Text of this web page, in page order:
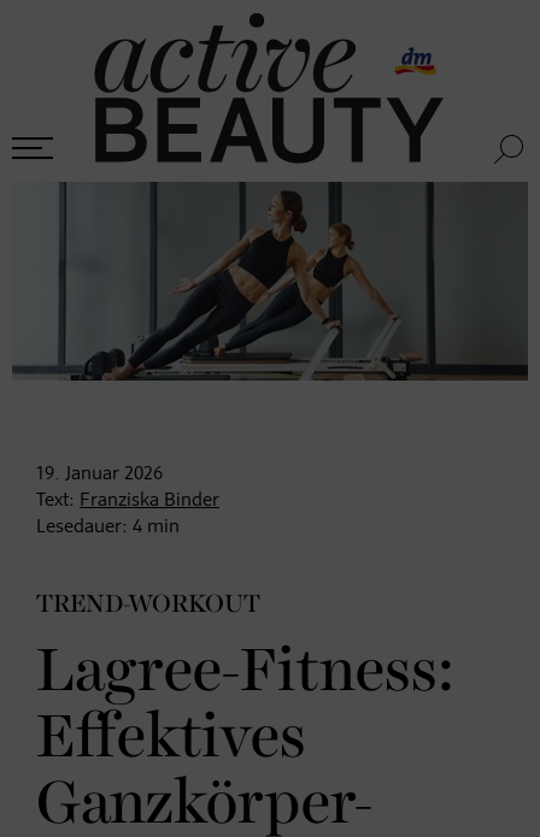
19. Januar 2026
Text: Franziska Binder
Lesedauer: 4 min
TREND-WORKOUT
Lagree-Fitness:
Effektives
Ganzkörper-